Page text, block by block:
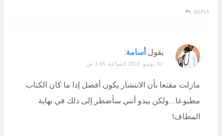
REPLY
يقول أسامة:
02 يونيو 2012 الساعة 3:05 ص
مازلت مقتعا بأن الانتشار يكون أفضل إذا ما كان الكتاب
مطبوعا…ولكن يبدو أنني سأضطر إلى ذلك في نهاية
المطاف!